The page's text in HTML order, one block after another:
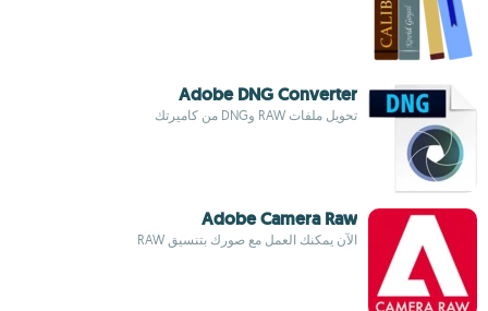
Adobe DNG Converter
تحويل ملفات RAW وDNG من كاميرتك
Adobe Camera Raw
الآن يمكنك العمل مع صورك بتنسيق RAW